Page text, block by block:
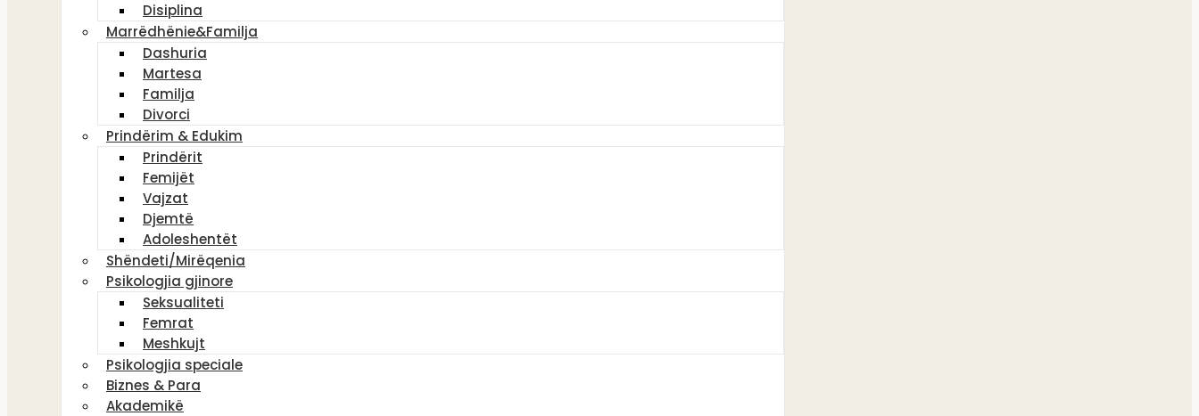
Disiplina
Marrëdhënie&Familja
Dashuria
Martesa
Familja
Divorci
Prindërim & Edukim
Prindërit
Femijët
Vajzat
Djemtë
Adoleshentët
Shëndeti/Mirëqenia
Psikologjia gjinore
Seksualiteti
Femrat
Meshkujt
Psikologjia speciale
Biznes & Para
Akademikë